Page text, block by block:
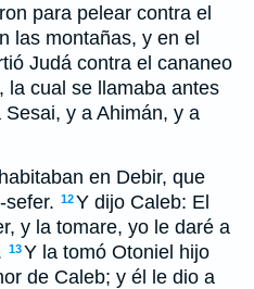
para pelear contra el
las montañas, y en el
Judá contra el cananeo
la cual se llamaba antes
y a Ahimán, y a
en Debir, que
sefer. 12Y dijo Caleb: El
y la tomare, yo le daré a
13Y la tomó Otoniel hijo
de Caleb; y él le dio a